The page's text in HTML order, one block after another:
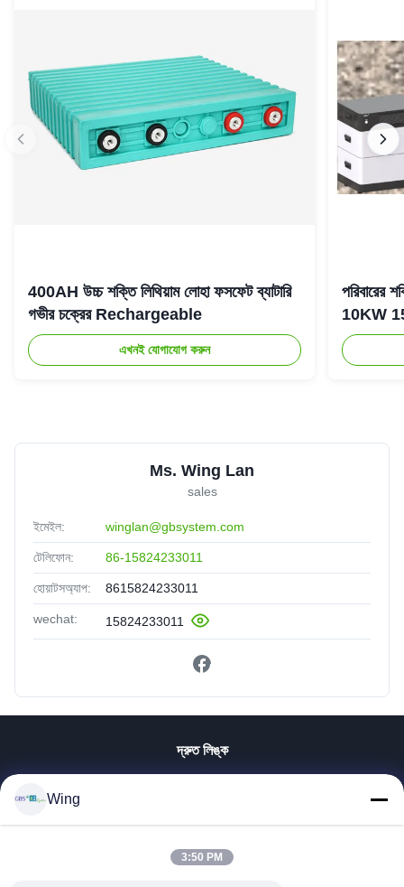
400AH উচ্চ শক্তি লিথিয়াম লোহা ফসফেট ব্যাটারি
গভীর চক্রের Rechargeable
এখনই যোগাযোগ করুন
10KW
Ms. Wing Lan
sales
ইমেইল: winglan@gbsystem.com
টেলিফোন: 86-15824233011
হোয়াটসঅ্যাপ: 8615824233011
wechat: 15824233011
দ্রুত লিঙ্ক
ভিডিও
ভিআর শো
Wing
3:50 PM